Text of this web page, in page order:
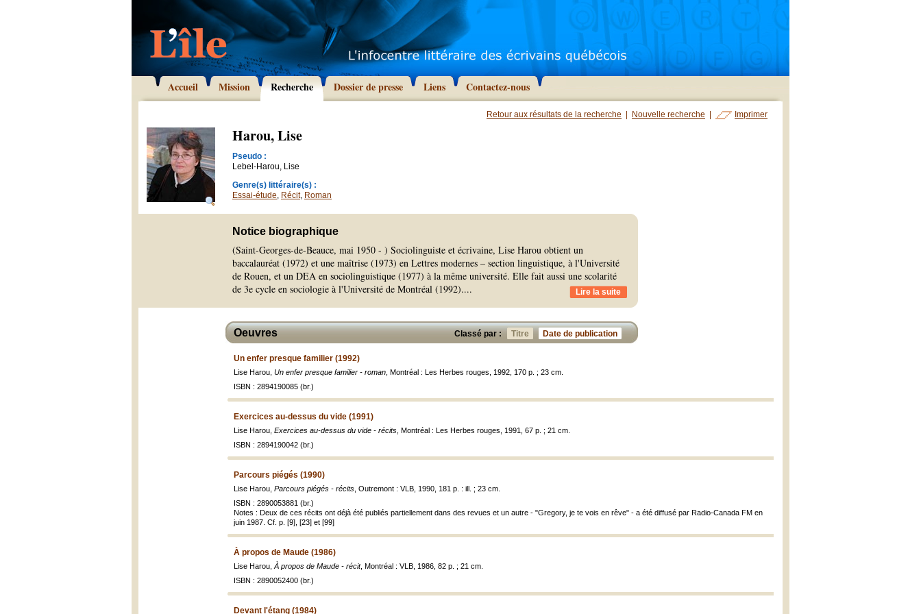
Accueil Mission Recherche Dossier de presse Liens Contactez-nous
Retour aux résultats de la recherche Nouvelle recherche Imprimer
Harou, Lise
Pseudo :
Lebel-Harou, Lise
Genre(s) littéraire(s) :
Essai-étude, Récit, Roman
Notice biographique
(Saint-Georges-de-Beauce, mai 1950 - ) Sociolinguiste et écrivaine, Lise Harou obtient un
baccalauréat (1972) et une maîtrise (1973) en Lettres modernes – section linguistique, à l'Université
de Rouen, et un DEA en sociolinguistique (1977) à la même université. Elle fait aussi une scolarité
de 3e cycle en sociologie à l'Université de Montréal (1992).... Lire la suite
Classé par : Titre Date de publication
Oeuvres
Un enfer presque familier (1992)
Lise Harou, Un enfer presque familier - roman , Montréal : Les Herbes rouges, 1992, 170 p. ; 23 cm.
ISBN : 2894190085 (br.)
Exercices au-dessus du vide (1991)
Lise Harou, Exercices au-dessus du vide - récits , Montréal : Les Herbes rouges, 1991, 67 p. ; 21 cm.
ISBN : 2894190042 (br.)
Parcours piégés (1990)
Lise Harou, Parcours piégés - récits , Outremont : VLB, 1990, 181 p. : ill. ; 23 cm.
ISBN : 2890053881 (br.)
Notes : Deux de ces récits ont déjà été publiés partiellement dans des revues et un autre - "Gregory, je te vois en rêve" - a été diffusé par Radio-Canada FM en
juin 1987. Cf. p. [9], [23] et [99]
À propos de Maude (1986)
Lise Harou, À propos de Maude - récit, Montréal : VLB, 1986, 82 p. ; 21 cm.
ISBN : 2890052400 (br.)
Devant l'étang (1984)